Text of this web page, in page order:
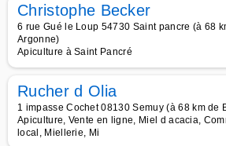
Christophe Becker
6 rue Gué le Loup 54730 Saint pancre (à 68
Argonne)
Apiculture à Saint Pancré
Rucher d Olia
1 impasse Cochet 08130 Semuy (à 68 km de
Apiculture, Vente en ligne, Miel d acacia,
local, Miellerie, Mi